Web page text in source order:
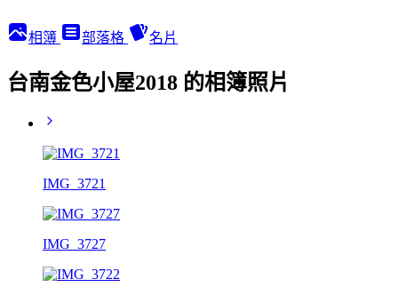
相簿 部落格 名片
台南金色小屋2018 的相簿照片
IMG_3721
IMG_3727